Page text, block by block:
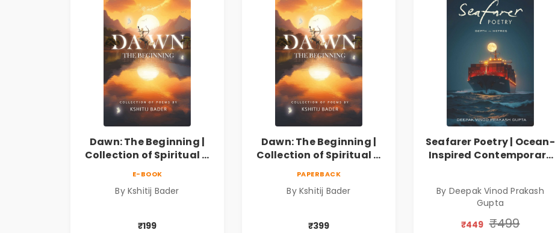
Dawn: The Beginning |
Collection of Spiritual &
E-BOOK
By Kshitij Bader
₹199
Dawn: The Beginning |
Collection of Spiritual &
PAPERBACK
By Kshitij Bader
₹399
Seafarer Poetry | Ocean-
Inspired Contemporary
By Deepak Vinod Prakash
Gupta
₹449 ₹499